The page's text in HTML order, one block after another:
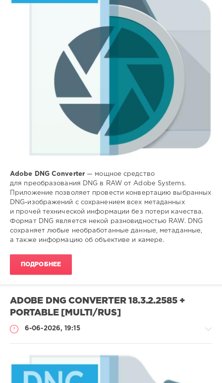
конвертер
Adobe DNG Converter— мощное средство
для преобразования DNG в RAW от Adobe Systems.
Приложение позволяет провести конвертацию выбранных
DNG-изображений с сохранением всех метаданных
и прочей технической информации без потери качества.
Формат DNG является некой разновидностью RAW. DNG
сохраняет любые необработанные данные, метаданные,
а также информацию об объективе и камере.
ПОДРОБНЕЕ
ADOBE DNG CONVERTER 18.3.2.2585 +
PORTABLE [MULTI/RUS]
6-06-2026, 19:15